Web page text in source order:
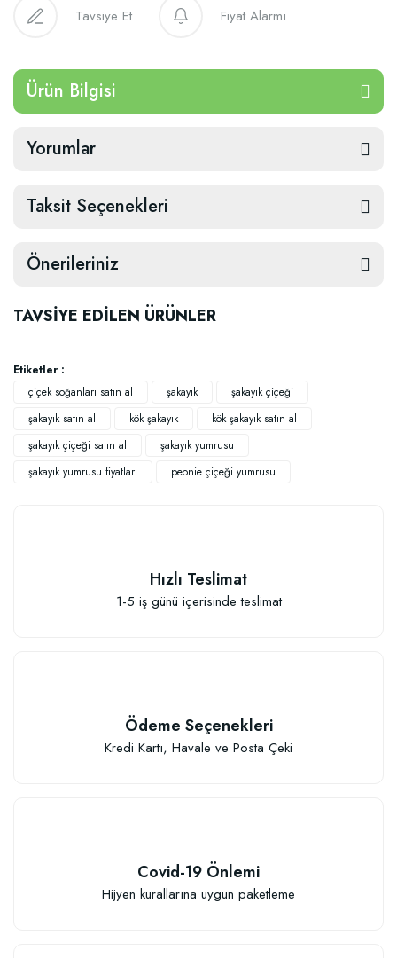
Tavsiye Et Fiyat Alarmı
Ürün Bilgisi
Yorumlar
Taksit Seçenekleri
Önerileriniz
TAVSİYE EDİLEN ÜRÜNLER
111,33 TL
Etiketler :
çiçek soğanları satın al
şakayık
şakayık çiçeği
şakayık satın al
kök şakayık
kök şakayık satın al
şakayık çiçeği satın al
şakayık yumrusu
şakayık yumrusu fiyatları
peonie çiçeği yumrusu
Hızlı Teslimat
1-5 iş günü içerisinde teslimat
Ödeme Seçenekleri
Kredi Kartı, Havale ve Posta Çeki
Covid-19 Önlemi
Hijyen kurallarına uygun paketleme